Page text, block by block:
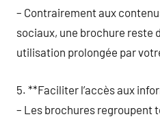
– Contrairement aux
sociaux, une brochure reste
utilisation prolongée par
5. **Faciliter l’accès aux
– Les brochures regroupent